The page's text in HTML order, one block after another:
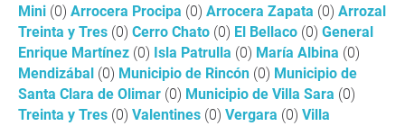
Mini (0) Arrocera Procipa (0) Arrocera Zapata (0) Arrozal
Treinta y Tres (0) Cerro Chato (0) El Bellaco (0) General
Enrique Martínez (0) Isla Patrulla (0) María Albina (0)
Mendizábal (0) Municipio de Rincón (0) Municipio de
Santa Clara de Olimar (0) Municipio de Villa Sara (0)
Treinta y Tres (0) Valentines (0) Vergara (0) Villa